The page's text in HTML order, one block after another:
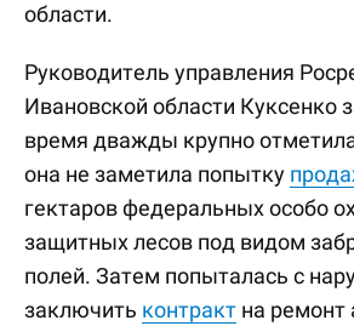
области.
Руководитель управления
Ивановской области Куксенко
время дважды крупно
она не заметила попытку
гектаров федеральных особо
защитных лесов под видом
полей. Затем попыталась с
заключить контракт на ремонт